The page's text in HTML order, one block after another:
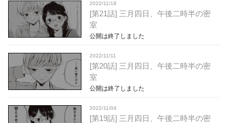
2022/11/18
[第21話] 三月四日、午後二時半の密
室
公開は終了しました
2022/11/11
[第20話] 三月四日、午後二時半の密
室
公開は終了しました
2022/11/04
[第19話] 三月四日、午後二時半の密